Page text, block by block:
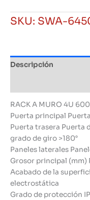
SKU: SWA-
Descripción
RACK A MURO 4U
Puerta principal
Puerta trasera Puerta
grado de giro >180°
Paneles laterales
Grosor principal (mm)
Acabado de la
electrostática
Grado de protección